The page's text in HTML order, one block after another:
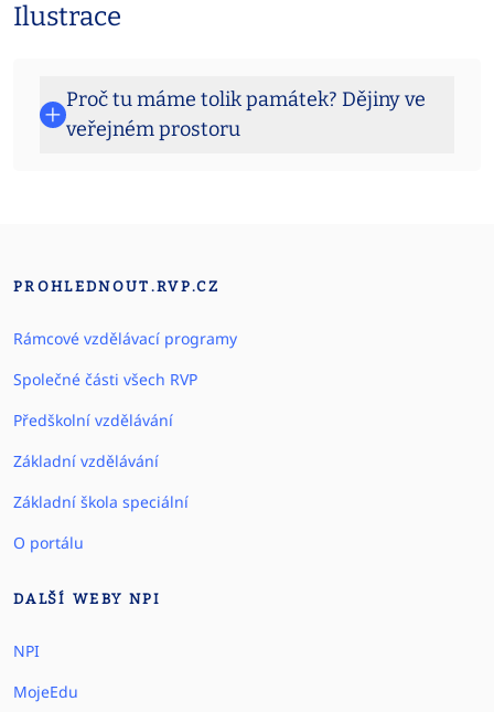
Ilustrace
Proč tu máme tolik památek? Dějiny ve
veřejném prostoru
PROHLEDNOUT.RVP.CZ
Rámcové vzdělávací programy
Společné části všech RVP
Předškolní vzdělávání
Základní vzdělávání
Základní škola speciální
O portálu
DALŠÍ WEBY NPI
NPI
MojeEdu